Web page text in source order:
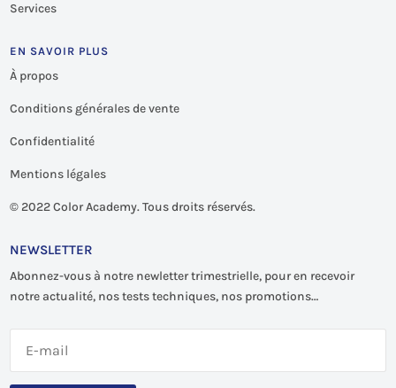
Services
EN SAVOIR PLUS
À propos
Conditions générales de vente
Confidentialité
Mentions légales
© 2022 Color Academy. Tous droits réservés.
NEWSLETTER
Abonnez-vous à notre newletter trimestrielle, pour en recevoir
notre actualité, nos tests techniques, nos promotions…